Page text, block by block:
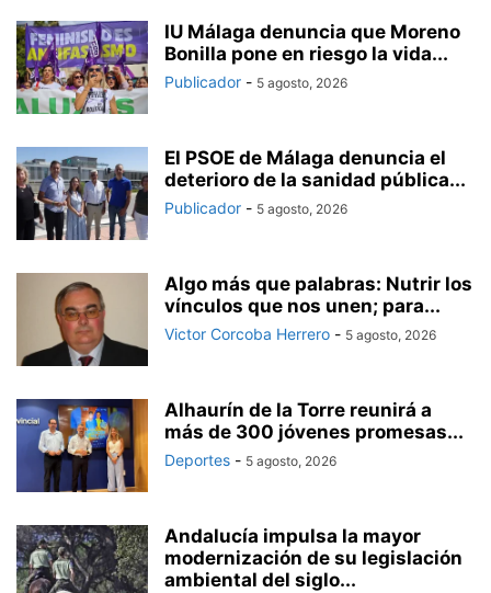
IU Málaga denuncia que Moreno
Bonilla pone en riesgo la vida...
Publicador - 5 agosto, 2026
El PSOE de Málaga denuncia el
deterioro de la sanidad pública...
Publicador - 5 agosto, 2026
Algo más que palabras: Nutrir los
vínculos que nos unen; para...
Victor Corcoba Herrero - 5 agosto, 2026
Alhaurín de la Torre reunirá a
más de 300 jóvenes promesas...
Deportes - 5 agosto, 2026
Andalucía impulsa la mayor
modernización de su legislación
ambiental del siglo...